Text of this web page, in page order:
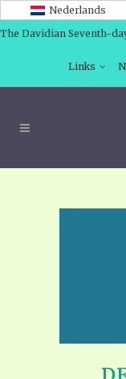
Nederlands
The Davidian Seventh-
Links